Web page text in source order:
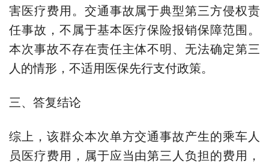
害医疗费用。交通事故属于典型第三方侵权责
任事故，不属于基本医疗保险报销保障范围。
本次事故不存在责任主体不明、无法确定第三
人的情形，不适用医保先行支付政策。
三、答复结论
综上，该群众本次单方交通事故产生的乘车人
员医疗费用，属于应当由第三人负担的费用，